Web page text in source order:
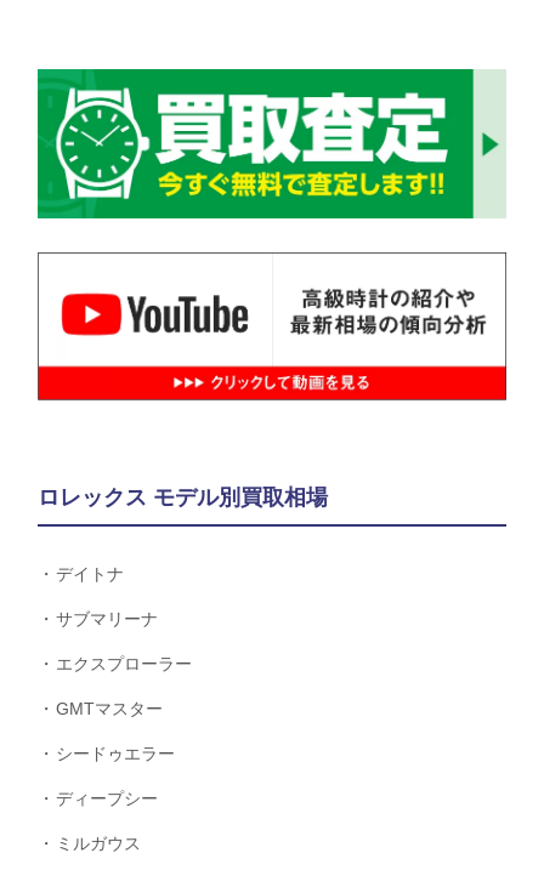
ロレックス モデル別買取相場
デイトナ
サブマリーナ
エクスプローラー
GMTマスター
シードゥエラー
ディープシー
ミルガウス